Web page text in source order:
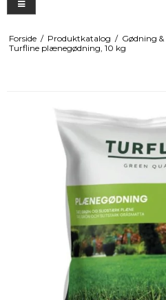
Forside / Produktkatalog / Gødning
Turfline plænegødning, 10 kg